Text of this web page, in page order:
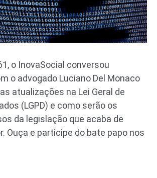
o InovaSocial conversou
o advogado Luciano Del Monaco
atualizações na Lei Geral de
(LGPD) e como serão os
da legislação que acaba de
Ouça e participe do bate papo nos